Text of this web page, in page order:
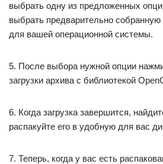
выбрать одну из предложенных
выбрать предварительно собранную
для вашей операционной системы.
5. После выбора нужной опции
загрузки архива с библиотекой
6. Когда загрузка завершится,
распакуйте его в удобную для вас
7. Теперь, когда у вас есть